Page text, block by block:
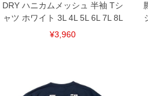
DRY ハニカムメッシュ 半袖 Tシ
ャツ ホワイト 3L 4L 5L 6L 7L 8L
¥3,960